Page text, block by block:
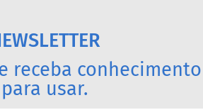
receba conhecimento
para usar.